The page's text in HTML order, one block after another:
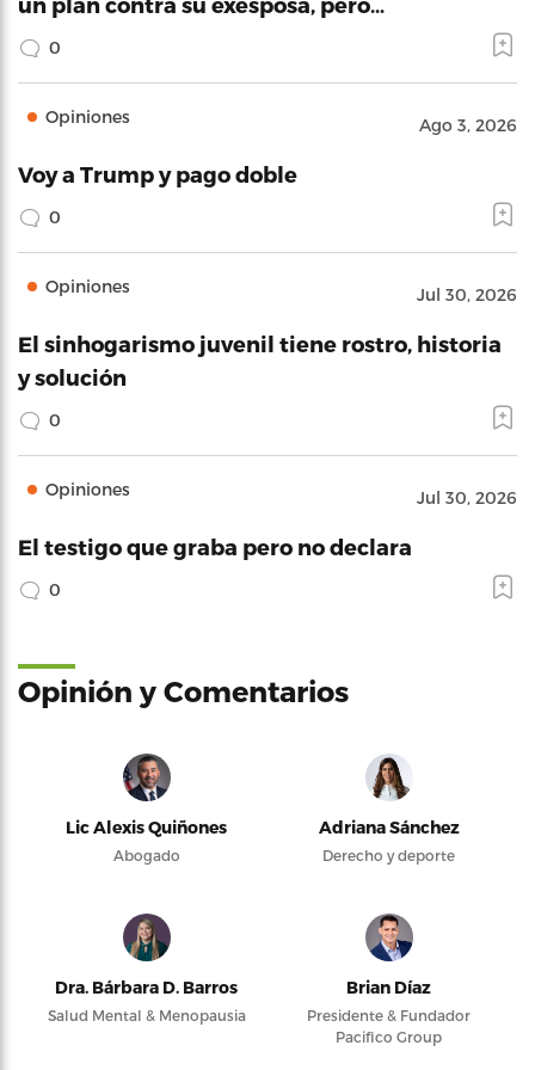
0
Opiniones Ago 3, 2026
Voy a Trump y pago doble
0
Opiniones Jul 30, 2026
El sinhogarismo juvenil tiene rostro, historia
y solución
0
Opiniones Jul 30, 2026
El testigo que graba pero no declara
0
Opinión y Comentarios
Lic Alexis Quiñones
Abogado
Adriana Sánchez
Derecho y deporte
Dra. Bárbara D. Barros
Salud Mental & Menopausia
Brian Díaz
Presidente & Fundador
Pacifico Group